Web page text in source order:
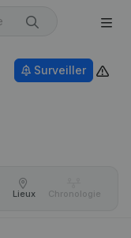
Surveiller
Lieux Chronologie